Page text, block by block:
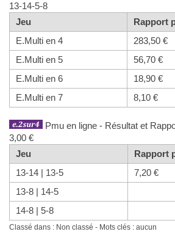
13-14-5-8
Jeu
Rapport
E.Multi en 4
283,50 €
E.Multi en 5
56,70 €
E.Multi en 6
18,90 €
E.Multi en 7
8,10 €
Pmu en ligne - Résultat et
3,00 €
Jeu
Rapport
13-14 | 13-5
7,20 €
13-8 | 14-5
14-8 | 5-8
Classé dans : Non classé - Mots clés : aucun